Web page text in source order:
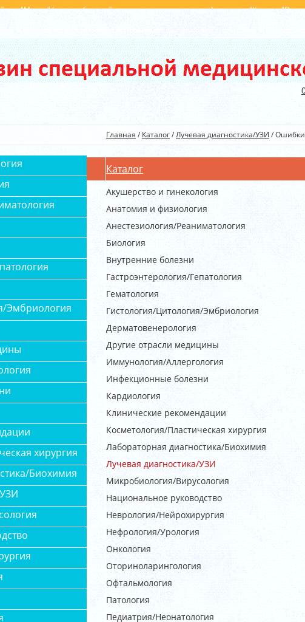
"Минск" (вход с обратной стороны от главного входа), магазин "Книги у
+375(29) 540 40 45
Эмбриология
хирургия
Биохимия
Главная /Каталог/Лучевая диагностика/УЗИ /Ошибки
Каталог
Акушерство и гинекология
Анатомия и физиология
Анестезиология/Реаниматология
Биология
Внутренние болезни
Гастроэнтерология/Гепатология
Гематология
Гистология/Цитология/Эмбриология
Дерматовенерология
Другие отрасли медицины
Иммунология/Аллергология
Инфекционные болезни
Кардиология
Клинические рекомендации
Косметология/Пластическая хирургия
Лабораторная диагностика/Биохимия
Лучевая диагностика/УЗИ
Микробиология/Вирусология
Национальное руководство
Неврология/Нейрохирургия
Нефрология/Урология
Онкология
Оториноларингология
Офтальмология
Патология
Педиатрия/Неонатология